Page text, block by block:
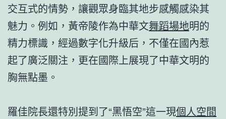
交互式的情勢，讓觀眾身臨其地步感觸感染其
魅力。例如，黃帝陵作為中華文舞蹈場地明的
精力標識，經過數字化升級后，不僅在國內惹
起了廣泛關注，更在國際上展現了中華文明的
胸無點墨。
羅佳院長還特別提到了“黑悟空”這一現個人空間